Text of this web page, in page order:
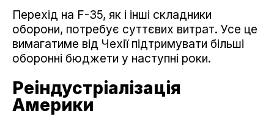
Перехід на F-35, як і інші складники
оборони, потребує суттєвих витрат. Усе це
вимагатиме від Чехії підтримувати більші
оборонні бюджети у наступні роки.
Реіндустріалізація
Америки